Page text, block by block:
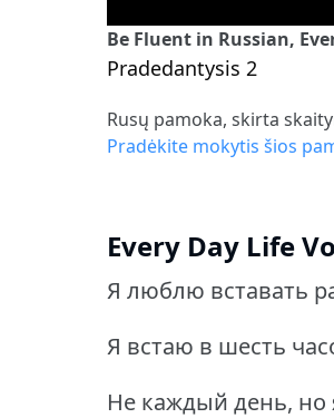
Be Fluent in Russian,
Pradedantysis 2
Rusų pamoka, skirta
Pradėkite mokytis šios
Every Day Life
Я люблю вставать
Я встаю в шесть
Не каждый день, но